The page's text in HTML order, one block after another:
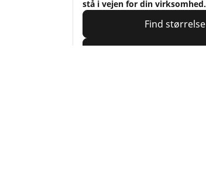
stå i vejen for din virksomhed.
Find størrelse